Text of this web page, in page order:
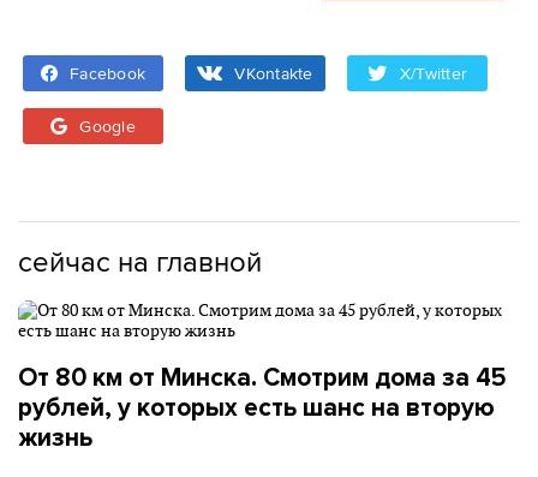
Facebook VKontakte X/Twitter
Google
сейчас на главной
От 80 км от Минска. Смотрим дома за 45
рублей, у которых есть шанс на вторую
жизнь